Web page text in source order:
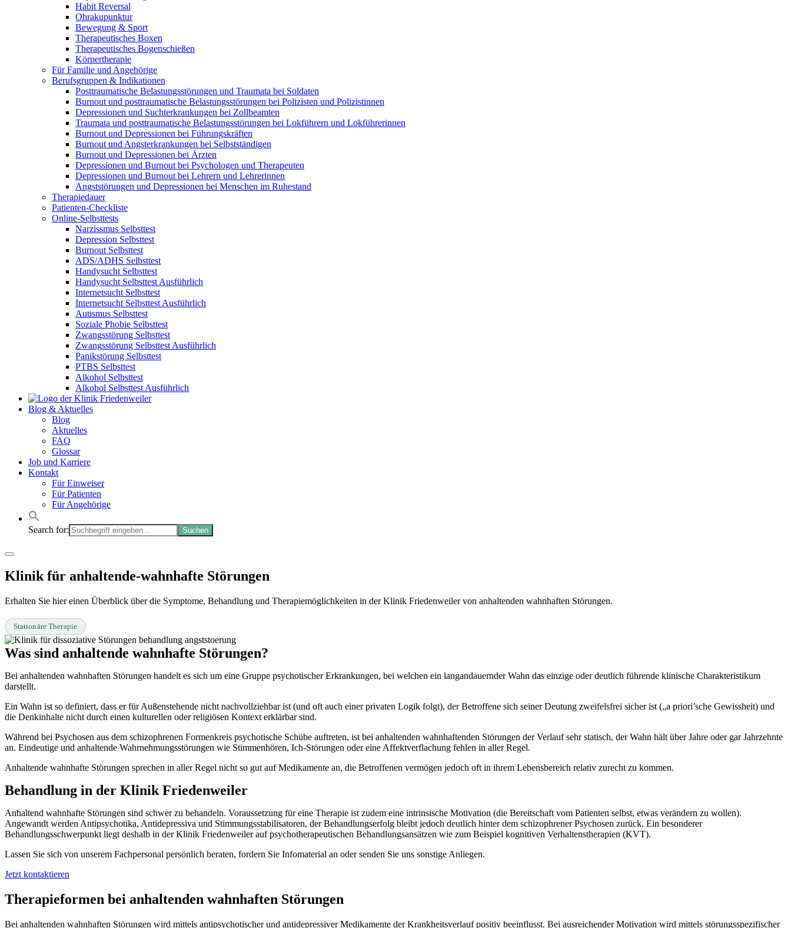
Habit Reversal
Ohrakupunktur
Bewegung & Sport
Therapeutisches Boxen
Therapeutisches Bogenschießen
Körpertherapie
Für Familie und Angehörige
Berufsgruppen & Indikationen
Posttraumatische Belastungsstörungen und Traumata bei Soldaten
Burnout und posttraumatische Belastungsstörungen bei Polizisten und Polizistinnen
Depressionen und Suchterkrankungen bei Zollbeamten
Traumata und posttraumatische Belastungsstörungen bei Lokführern und Lokführerinnen
Burnout und Depressionen bei Führungskräften
Burnout und Angsterkrankungen bei Selbstständigen
Burnout und Depressionen bei Ärzten
Depressionen und Burnout bei Psychologen und Therapeuten
Depressionen und Burnout bei Lehrern und Lehrerinnen
Angststörungen und Depressionen bei Menschen im Ruhestand
Therapiedauer
Patienten-Checkliste
Online-Selbsttests
Narzissmus Selbsttest
Depression Selbsttest
Burnout Selbsttest
ADS/ADHS Selbsttest
Handysucht Selbsttest
Handysucht Selbsttest Ausführlich
Internetsucht Selbsttest
Internetsucht Selbsttest Ausführlich
Autismus Selbsttest
Soziale Phobie Selbsttest
Zwangsstörung Selbsttest
Zwangsstörung Selbsttest Ausführlich
Panikstörung Selbsttest
PTBS Selbsttest
Alkohol Selbsttest
Alkohol Selbsttest Ausführlich
Blog & Aktuelles
Blog
Aktuelles
FAQ
Glossar
Job und Karriere
Kontakt
Für Einweiser
Für Patienten
Für Angehörige
Search for:
Klinik für anhaltende-wahnhafte Störungen
Erhalten Sie hier einen Überblick über die Symptome, Behandlung und Therapiemöglichkeiten in der Klinik Friedenweiler von anhaltenden wahnhaften Störungen.
Stationäre Therapie
Was sind anhaltende wahnhafte Störungen?
Bei anhaltenden wahnhaften Störungen handelt es sich um eine Gruppe psychotischer Erkrankungen, bei welchen ein langandauernder Wahn das einzige oder deutlich führende klinische Charakteristikum
darstellt.
Ein Wahn ist so definiert, dass er für Außenstehende nicht nachvollziehbar ist (und oft auch einer privaten Logik folgt), der Betroffene sich seiner Deutung zweifelsfrei sicher ist („a priori’sche Gewissheit) und
die Denkinhalte nicht durch einen kulturellen oder religiösen Kontext erklärbar sind.
Während bei Psychosen aus dem schizophrenen Formenkreis psychotische Schübe auftreten, ist bei anhaltenden wahnhaftenden Störungen der Verlauf sehr statisch, der Wahn hält über Jahre oder gar Jahrzehnte
an. Eindeutige und anhaltende Wahrnehmungsstörungen wie Stimmenhören, Ich-Störungen oder eine Affektverflachung fehlen in aller Regel.
Anhaltende wahnhafte Störungen sprechen in aller Regel nicht so gut auf Medikamente an, die Betroffenen vermögen jedoch oft in ihrem Lebensbereich relativ zurecht zu kommen.
Behandlung in der Klinik Friedenweiler
Anhaltend wahnhafte Störungen sind schwer zu behandeln. Voraussetzung für eine Therapie ist zudem eine intrinsische Motivation (die Bereitschaft vom Patienten selbst, etwas verändern zu wollen).
Angewandt werden Antipsychotika, Antidepressiva und Stimmungsstabilisatoren, der Behandlungserfolg bleibt jedoch deutlich hinter dem schizophrener Psychosen zurück. Ein besonderer
Behandlungsschwerpunkt liegt deshalb in der Klinik Friedenweiler auf psychotherapeutischen Behandlungsansätzen wie zum Beispiel kognitiven Verhaltenstherapien (KVT).
Lassen Sie sich von unserem Fachpersonal persönlich beraten, fordern Sie Infomaterial an oder senden Sie uns sonstige Anliegen.
Jetzt kontaktieren
Therapieformen bei anhaltenden wahnhaften Störungen
Bei anhaltenden wahnhaften Störungen wird mittels antipsychotischer und antidepressiver Medikamente der Krankheitsverlauf positiv beeinflusst. Bei ausreichender Motivation wird mittels störungsspezifischer